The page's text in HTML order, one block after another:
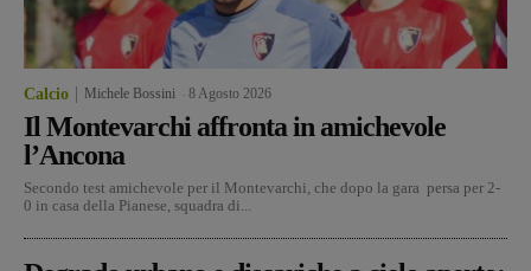
Calcio Michele Bossini 8 Agosto 2026
Il Montevarchi affronta in amichevole
l’Ancona
Secondo test amichevole per il Montevarchi, che dopo la gara persa per 2-
0 in casa della Pianese, squadra di...